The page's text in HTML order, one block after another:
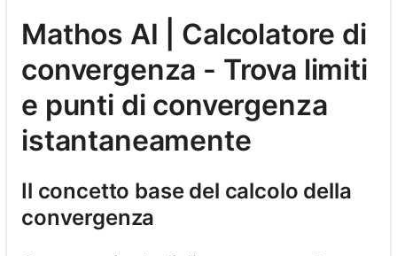
Mathos AI | Calcolatore di
convergenza - Trova limiti
e punti di convergenza
istantaneamente
Il concetto base del calcolo della
convergenza